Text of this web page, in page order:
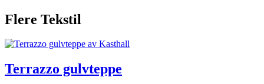
Flere Tekstil
Terrazzo gulvteppe